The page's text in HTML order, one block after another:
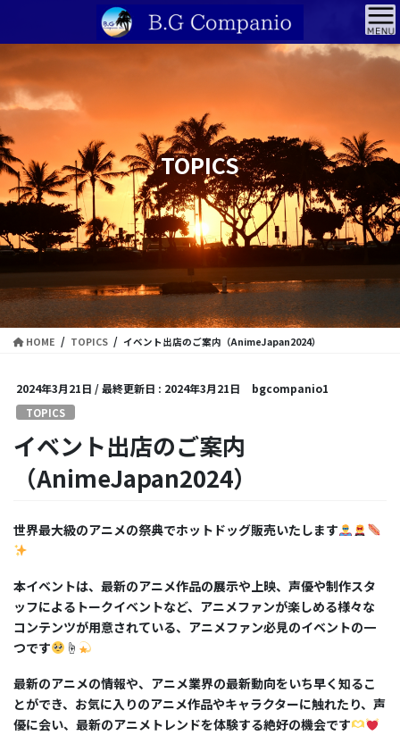
テ
ン
ツ
に
動
ゲ
ー
シ
ョ
に
移
動
TOPICS
HOME TOPICS イベント出店のご案内（AnimeJapan2024）
2024年3月21日 / 最終更新日 : 2024年3月21日 bgcompanio1
TOPICS
イベント出店のご案内
（AnimeJapan2024）
世界最大級のアニメの祭典でホットドッグ販売いたします
本イベントは、最新のアニメ作品の展示や上映、声優や制作スタ
ッフによるトークイベントなど、アニメファンが楽しめる様々な
コンテンツが用意されている、アニメファン必見のイベントの一
つです
☝
最新のアニメの情報や、アニメ業界の最新動向をいち早く知るこ
とができ、お気に入りのアニメ作品やキャラクターに触れたり、声
優に会い、最新のアニメトレンドを体験する絶好の機会です